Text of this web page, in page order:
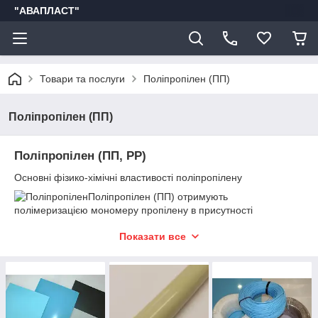
"АВАПЛАСТ"
Товари та послуги Поліпропілен (ПП)
Поліпропілен (ПП)
Поліпропілен (ПП, PP)
Основні фізико-хімічні властивості поліпропілену
Поліпропілен (ПП) отримують
полімеризацією мономеру пропілену в присутності
Поліпропілен являє собою безбарвну кристалічну речовину,
забарвлюватися додаванням відповідних пігментів і фарб.
В залежності від просторової будови макромолекули
полімеру (тобто від структури розташування атомів або
атомних груп в макромолекуле) розрізняють 3 види
Показати все